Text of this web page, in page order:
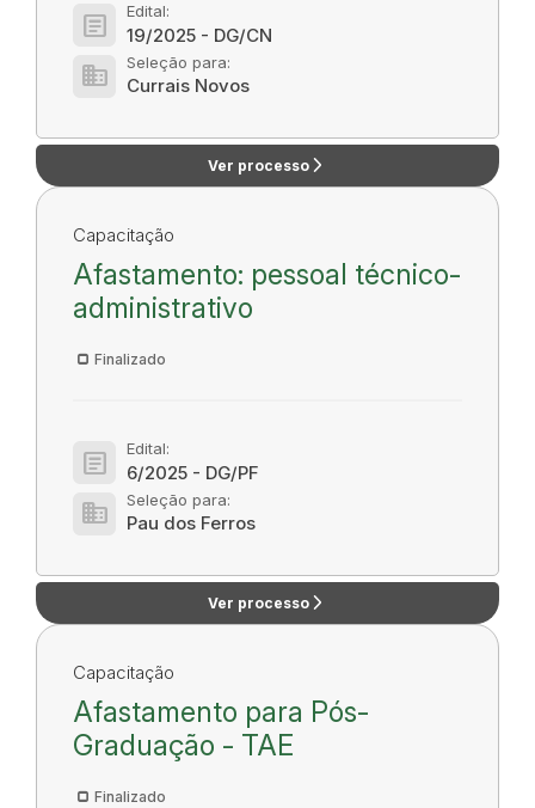
article Edital:
19/2025 - DG/CN
domain Seleção para:
Currais Novos
Ver processo arrow_forward_ios
Capacitação
Afastamento: pessoal técnico-
administrativo
Finalizado
article Edital:
6/2025 - DG/PF
domain Seleção para:
Pau dos Ferros
Ver processo arrow_forward_ios
Capacitação
Afastamento para Pós-
Graduação - TAE
Finalizado